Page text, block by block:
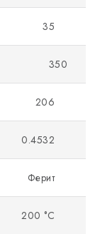
35
350
206
0.4532
Ферит
200 °C